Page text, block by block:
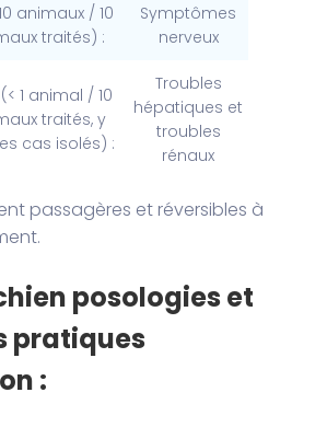
animaux / 10
traités) :
Symptômes
nerveux
1 animal / 10
traités, y
cas isolés) :
Troubles
hépatiques et
troubles
rénaux
passagères et réversibles à
posologies et
pratiques
: